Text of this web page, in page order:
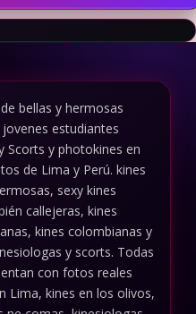
bellas y hermosas
estudiantes
Scorts y photokines en
de Lima y Perú. kines
sexy kines
callejeras, kines
kines colombianas y
y scorts. Todas
con fotos reales
Lima, kines en los olivos,